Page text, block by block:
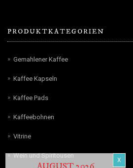
PRODUKTKATEGORIEN
Gemahlener Kaffee
Kaffee Kapseln
Kaffee Pads
Kaffeebohnen
Vitrine
Wein und Spiritousen